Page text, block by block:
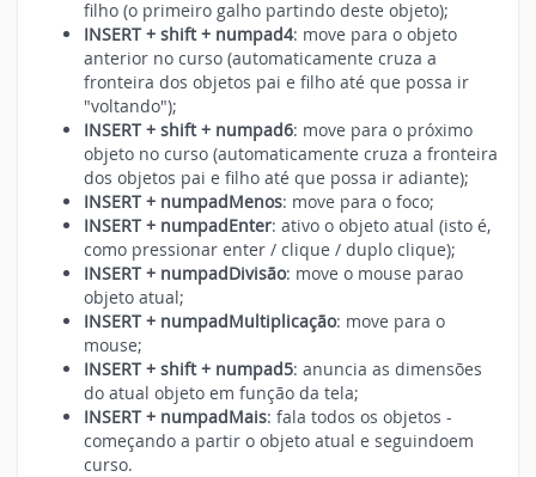
filho (o primeiro galho partindo deste objeto);
INSERT + shift + numpad4: move para o objeto
anterior no curso (automaticamente cruza a
fronteira dos objetos pai e filho até que possa ir
"voltando");
INSERT + shift + numpad6: move para o próximo
objeto no curso (automaticamente cruza a fronteira
dos objetos pai e filho até que possa ir adiante);
INSERT + numpadMenos: move para o foco;
INSERT + numpadEnter: ativo o objeto atual (isto é,
como pressionar enter / clique / duplo clique);
INSERT + numpadDivisão: move o mouse parao
objeto atual;
INSERT + numpadMultiplicação: move para o
mouse;
INSERT + shift + numpad5: anuncia as dimensões
do atual objeto em função da tela;
INSERT + numpadMais: fala todos os objetos -
começando a partir o objeto atual e seguindoem
curso.